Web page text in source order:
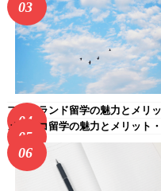
フィンランド留学の魅力とメリ
メキシコ留学の魅力とメリット